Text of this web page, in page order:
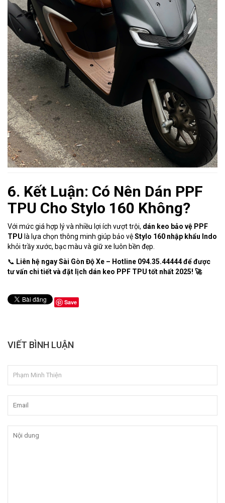
6. Kết Luận: Có Nên Dán PPF
TPU Cho Stylo 160 Không?
Với mức giá hợp lý và nhiều lợi ích vượt trội, dán keo bảo vệ PPF
TPU là lựa chọn thông minh giúp bảo vệStylo 160 nhập khẩu Indo
khỏi trầy xước, bạc màu và giữ xe luôn bền đẹp.
📞 Liên hệ ngay Sài Gòn Độ Xe – Hotline 094.35.44444 để được
tư vấn chi tiết và đặt lịch dán keo PPF TPU tốt nhất 2025! 🚀
Save
VIẾT BÌNH LUẬN